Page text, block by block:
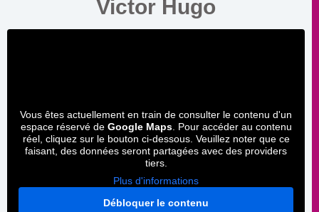
Victor Hugo
Vous êtes actuellement en train de consulter le contenu d'un
espace réservé de Google Maps. Pour accéder au contenu
réel, cliquez sur le bouton ci-dessous. Veuillez noter que ce
faisant, des données seront partagées avec des providers
tiers.
Plus d'informations
Débloquer le contenu